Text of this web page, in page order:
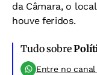
da Câmara, o
houve feridos.
Tudo sobre
Entre no